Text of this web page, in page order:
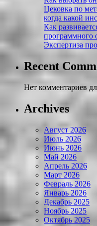
Цековка по
когда какой
Как
программного
Экспертиза
Recent
Нет комментариев
Archives
Август 2026
Июль 2026
Июнь 2026
Май 2026
Апрель 2026
Март 2026
Февраль 2026
Январь 2026
Декабрь 2025
Ноябрь 2025
Октябрь 2025